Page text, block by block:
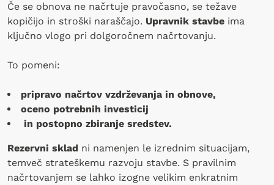
Če se obnova ne načrtuje pravočasno, se težave
kopičijo in stroški naraščajo. Upravnik stavbe ima
ključno vlogo pri dolgoročnem načrtovanju.
To pomeni:
pripravo načrtov vzdrževanja in obnove,
oceno potrebnih investicij
in postopno zbiranje sredstev.
Rezervni sklad ni namenjen le izrednim situacijam,
temveč strateškemu razvoju stavbe. S pravilnim
načrtovanjem se lahko izogne velikim enkratnim